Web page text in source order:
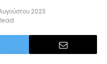
2023